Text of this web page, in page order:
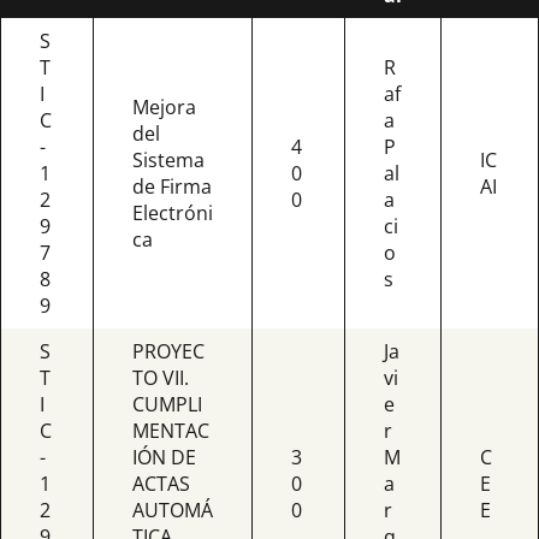
S
T
I
C
-
1
2
9
7
8
9
Mejora
del
Sistema
de Firma
Electróni
ca
4
0
0
R
af
a
P
al
a
ci
o
s
IC
AI
S
T
I
C
-
1
2
PROYEC
TO VII.
CUMPLI
MENTAC
IÓN DE
ACTAS
AUTOMÁ
3
0
0
Ja
vi
e
r
M
a
r
C
E
E